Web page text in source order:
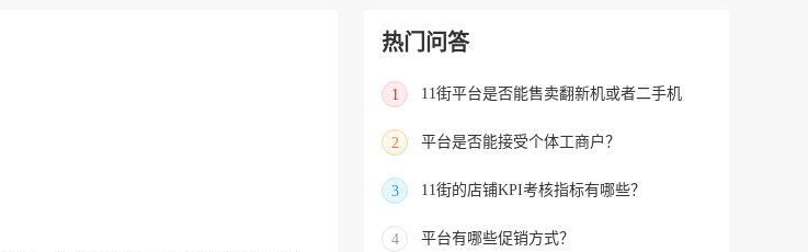
热门问答
1 11街平台是否能售卖翻新机或者二手机
2 平台是否能接受个体工商户？
3 11街的店铺KPI考核指标有哪些？
4 平台有哪些促销方式？